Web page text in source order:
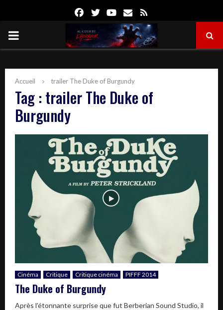
FacebookTwitterYoutube
Email
PRIMARY
Accueil trailer The Duke of Burgundy
Tag : trailer The Duke of
Burgundy
Cinéma Critique Critique cinéma PIFFF 2014
The Duke of Burgundy
Après l’étonnante surprise que fut Berberian Sound Studio, il